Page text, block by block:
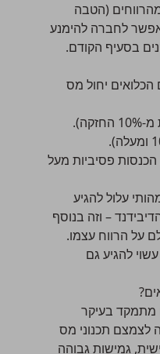
דיבידנד בשיעור 5% מהרווחים (הטבה
בלבד) תאפשר לחברה להימנע
בסעיף הקודם.
יחול מס
מס יסף של 5% על הכנסות פסיביות מעל
עלול להגיע
של עד 35% על הדיבידנד – וזה בנוסף
של 23% ששולם על הרווח עצמו.
להגיע גם
מתמקד בעיקר
תכנוני מס
גמישות גבוהה